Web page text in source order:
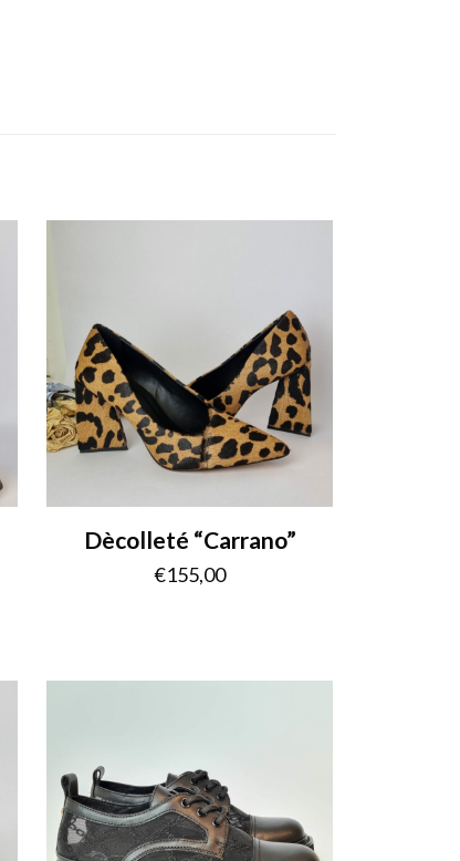
Dècolleté “Carrano”
€155,00